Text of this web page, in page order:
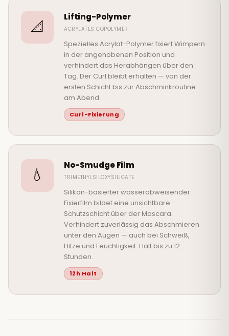
📐
Lifting-Polymer
ACRYLATES COPOLYMER
Spezielles Acrylat-Polymer fixiert Wimpern
in der angehobenen Position und
verhindert das Herabhängen über den
Tag. Der Curl bleibt erhalten — von der
ersten Schicht bis zur Abschminkroutine
am Abend.
Curl-Fixierung
💧
No-Smudge Film
TRIMETHYLSILOXYSILICATE
Silikon-basierter wasserabweisender
Fixierfilm bildet eine unsichtbare
Schutzschicht über der Mascara.
Verhindert zuverlässig das Abschmieren
unter den Augen — auch bei Schweiß,
Hitze und Feuchtigkeit. Hält bis zu 12
Stunden.
12h Halt